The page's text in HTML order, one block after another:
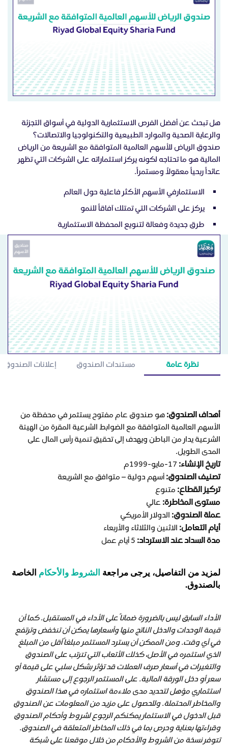
هل تبحث عن أفضل الفرص الاستثمارية الدولية في أسواق التجزئة
والرعاية الصحية والموارد الطبيعية والتكنولوجيا والاتصالات؟
صندوق الرياض للأسهم العالمية المتوافقة مع الشريعة من الرياض
المالية هو ما تحتاجه لكونه يركز استثماراته على الشركات التي تظهر
عائداً ربحياً معقولاً ومستمراً.
الاستثمارفي الأسهم الأكثر فاعلية حول العالم
يركز على الشركات التي تمتلك آفاقاً للنمو
طرق جديدة وفعالة لتنويع المحفظة الاستثمارية
نظرة عامة مستندات الصندوق إعلانات الصندوق
أهداف الصندوق: هو صندوق عام مفتوح يستثمر في محفظة من
الأسهم العالمية المتوافقة مع الضوابط الشرعية المقرة من الهيئة
الشرعية يدار من الباطن ويهدف إلى تحقيق تنمية رأس المال على
المدى الطويل.
تاريخ الإنشاء:
تصنيف الصندوق: أسهم دولية – متوافق مع الشريعة
تركيز القطاع: متنوع
مستوى المخاطرة: عالي
عملة الصندوق: الدولار الأمريكي
أيام التعامل: الاثنين والثلاثاء والأربعاء
مدة السداد عند الاسترداد: 5 أيام عمل
لمزيد من التفاصيل، يرجى مراجعة الشروط والأحكام الخاصة
بالصندوق.
الأداء السابق ليس بالضرورة ضماناً على الأداء في المستقبل. كما أن
قيمة الوحدات والدخل الناتج منها وأسعارها يمكن أن تنخفض وترتفع
في أي وقت. ومن الممكن أن يسترد المستثمر مبلغاً أقل من المبلغ
الذي استثمره في الأصل، كذلك الأتعاب التي تترتب على الصندوق
والتغيرات في أسعار صرف العملات قد تؤثر بشكل سلبي على قيمة أو
سعر أو دخل الورقة المالية. على المستثمر الرجوع إلى مستشار
استثماري مؤهل لتحديد مدى ملاءمة استثماره في هذا الصندوق
والمخاطر المحتملة. وللحصول على مزيد من المعلومات عن الصندوق
قبل الدخول في الاستثمار يمكنكم الرجوع لشروط وأحكام الصندوق
وقراءتها بعناية وحرص بما في ذلك المخاطر المتعلقة في الصندوق.
تتوفر نسخة من الشروط والأحكام من خلال موقعنا على شبكة